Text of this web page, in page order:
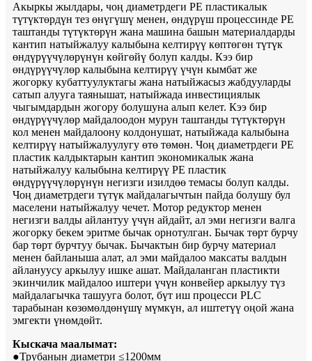
Акыркы жылдары, чоң диаметрдеги PE пластикалык
түтүктөрдүн тез өнүгүшү менен, өндүрүш процессинде PE
таштанды түтүктөрүн жана машина башын материалдарды
кантип натыйжалуу калыбына келтирүү көптөгөн түтүк
өндүрүүчүлөрүнүн көйгөйү болуп калды. Кээ бир
өндүрүүчүлөр калыбына келтирүү үчүн кымбат же
жогорку кубаттуулуктагы жана натыйжасыз жабдууларды
сатып алууга таянышат, натыйжада инвестициялык
чыгымдардын жогору болушуна алып келет. Кээ бир
өндүрүүчүлөр майдалоодон мурун таштанды түтүктөрүн
кол менен майдалоону колдонушат, натыйжада калыбына
келтирүү натыйжалуулугу өтө төмөн. Чоң диаметрдеги PE
пластик калдыктарын кантип экономикалык жана
натыйжалуу калыбына келтирүү PE пластик
өндүрүүчүлөрүнүн негизги изилдөө темасы болуп калды.
Чоң диаметрдеги түтүк майдалагычтын пайда болушу бул
маселени натыйжалуу чечет. Мотор редуктор менен
негизги валды айлантуу үчүн айдайт, ал эми негизги валга
жогорку бекем эритме бычак орнотулган. Бычак төрт бурчу
бар төрт бурчтуу бычак. Бычактын бир бурчу материал
менен байланыша алат, ал эми майдалоо максаты валдын
айлануусу аркылуу ишке ашат. Майдаланган пластикти
экинчилик майдалоо иштери үчүн конвейер аркылуу түз
майдалагычка ташууга болот, бүт иш процесси PLC
тарабынан көзөмөлдөнүшү мүмкүн, ал иштетүү оңой жана
эмгекти үнөмдөйт.
Кыскача маалымат:
●Трубанын диаметри ≤1200мм